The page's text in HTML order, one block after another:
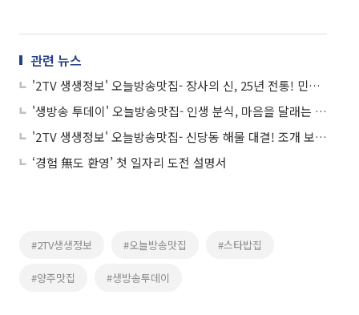
관련 뉴스
'2TV 생생정보' 오늘방송맛집- 장사의 신, 25년 전통! 민어 정식 맛집 '민○○○'
'생방송 투데이' 오늘방송맛집- 인생 분식, 마음을 달래는 맛! 잔치국수 맛집 '훈○○'
'2TV 생생정보' 오늘방송맛집- 신당동 해물 대결! 조개 보일링 '신○' vs 쫄쫄이 '매○○○'
‘경험 無도 환영’ 첫 일자리 도전 설명서
#2TV생생정보 #오늘방송맛집 #스타밥집
#양주맛집 #생방송투데이